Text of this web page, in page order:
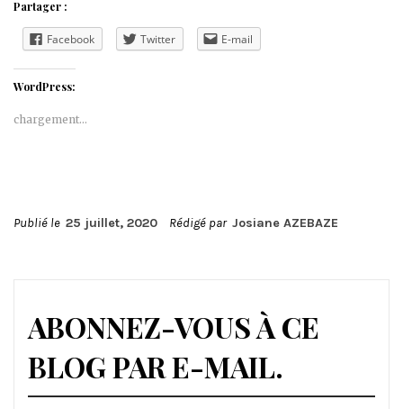
Partager :
Facebook Twitter E-mail
WordPress:
chargement…
Publié le 25 juillet, 2020 Rédigé par Josiane AZEBAZE
ABONNEZ-VOUS À CE
BLOG PAR E-MAIL.